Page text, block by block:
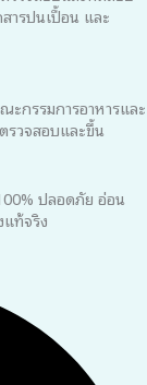
ารปนเปื้อน และ
ะกรรมการอาหารและ
รวจสอบและขึ้น
ปลอดภัย อ่อน
ท้จริง